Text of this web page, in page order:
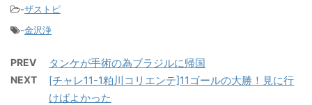
-ザストピ
-金沢浄
PREV タンケが手術の為ブラジルに帰国
NEXT
[チャレ11-1粕川コリエンテ]11ゴールの大勝！見に行
けばよかった